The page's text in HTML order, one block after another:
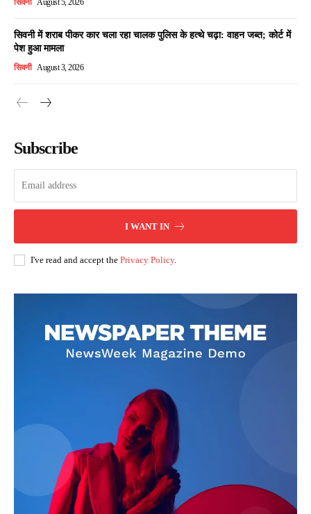
सिवनी August 5, 2026
सिवनी में शराब पीकर कार चला रहा चालक पुलिस के हत्थे चढ़ा: वाहन जब्त; कोर्ट में
पेश हुआ मामला
सिवनी August 3, 2026
Subscribe
I WANT IN
I've read and accept the Privacy Policy.